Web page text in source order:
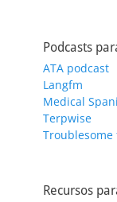
Podcasts
ATA podcast
Langfm
Medical
Terpwise
Troublesome
Recursos